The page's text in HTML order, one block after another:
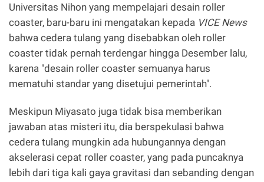
Universitas Nihon yang mempelajari desain roller
coaster, baru-baru ini mengatakan kepada VICE News
bahwa cedera tulang yang disebabkan oleh roller
coaster tidak pernah terdengar hingga Desember lalu,
karena "desain roller coaster semuanya harus
mematuhi standar yang disetujui pemerintah".
Meskipun Miyasato juga tidak bisa memberikan
jawaban atas misteri itu, dia berspekulasi bahwa
cedera tulang mungkin ada hubungannya dengan
akselerasi cepat roller coaster, yang pada puncaknya
lebih dari tiga kali gaya gravitasi dan sebanding dengan